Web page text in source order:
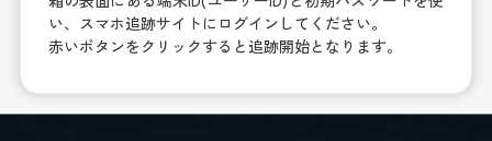
い、スマホ追跡サイトにログインしてください。
赤いボタンをクリックすると追跡開始となります。